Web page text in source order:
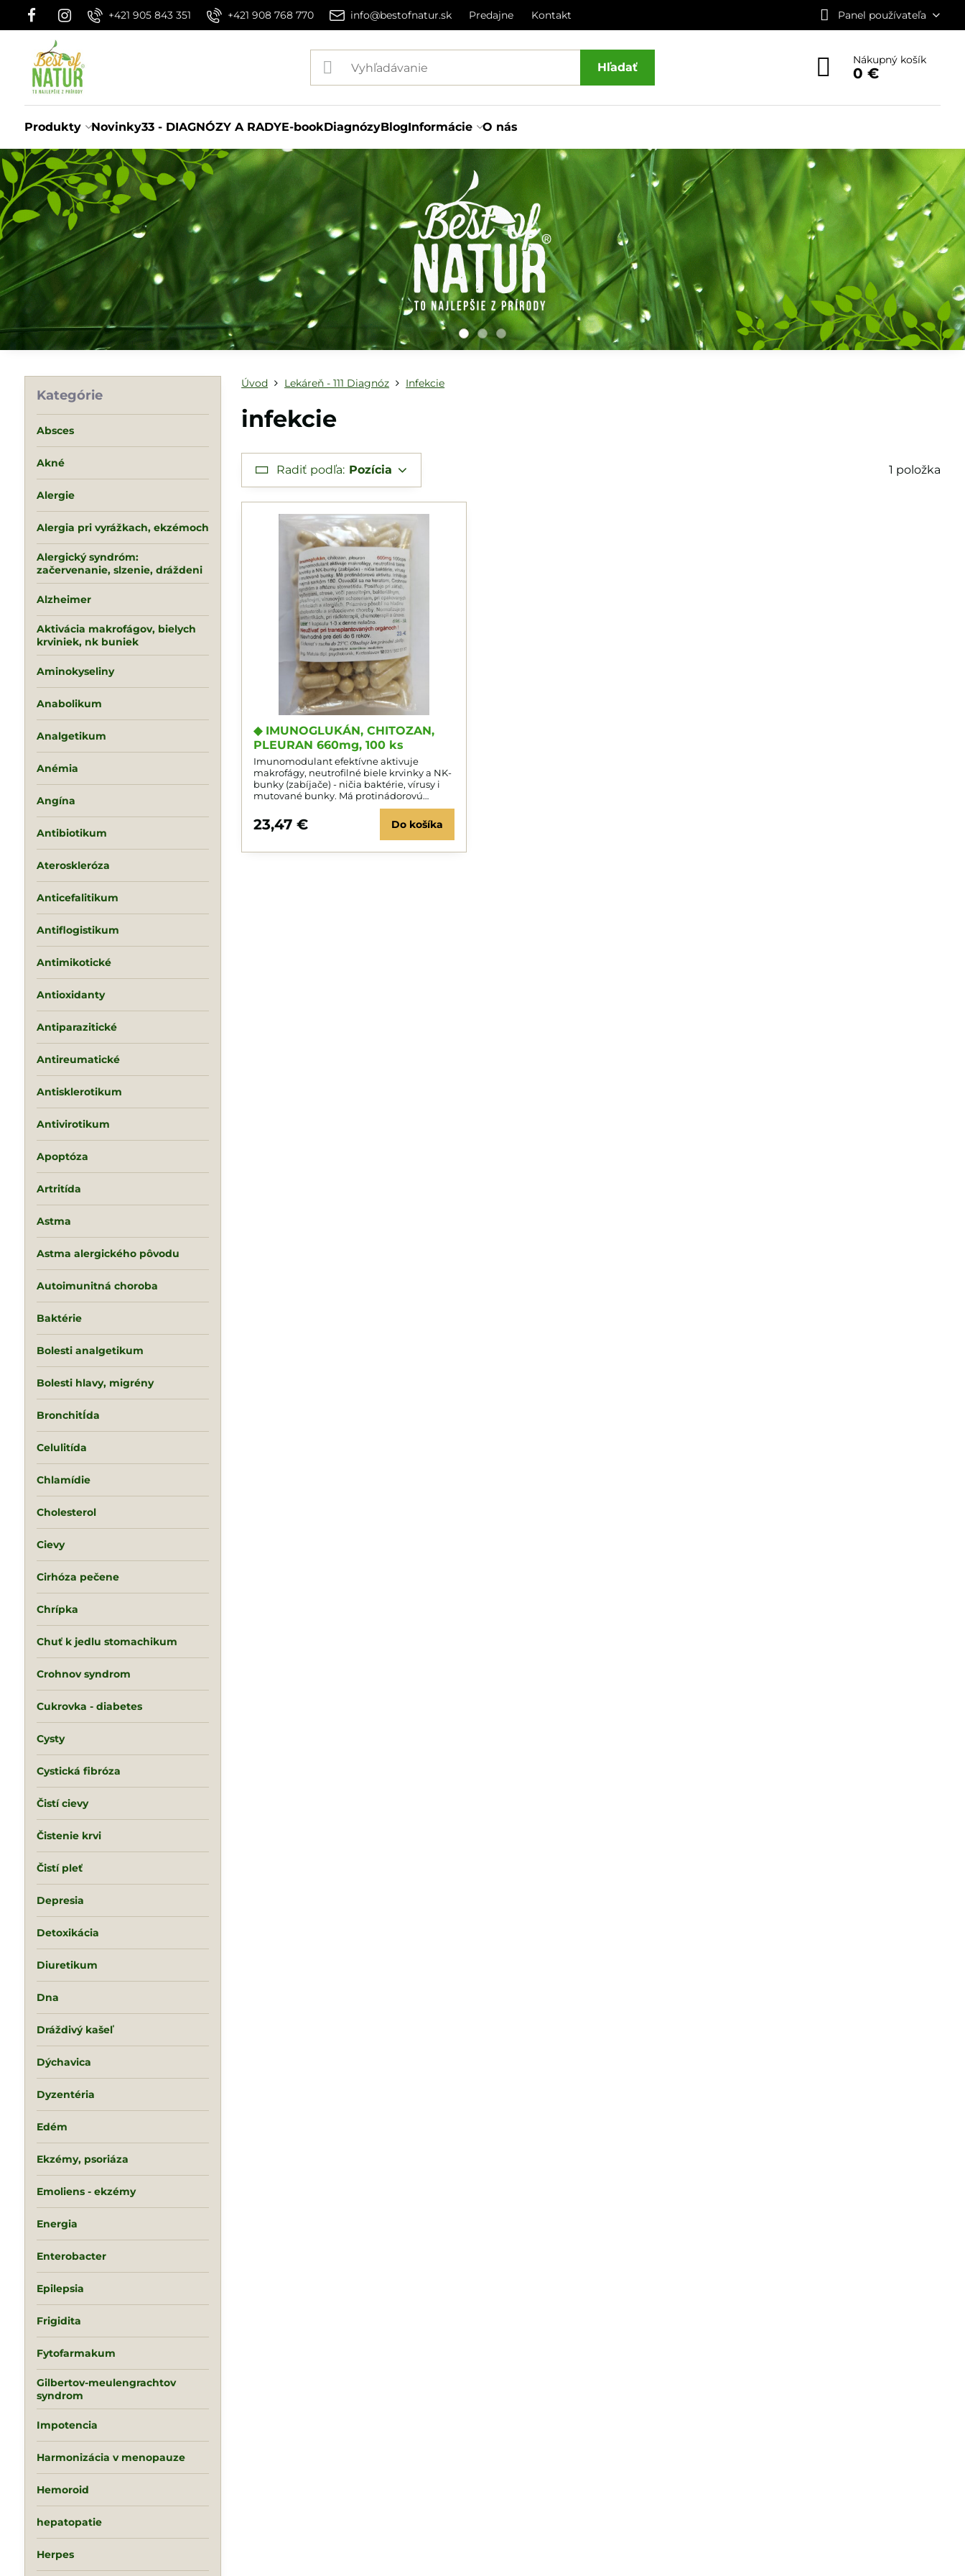
+421 905 843 351 +421 908 768 770 info@bestofnatur.sk Predajne Kontakt Panel používateľa
Hľadať
Nákupný košík
0 €
Produkty Novinky33 - DIAGNÓZY A RADYE-bookDiagnózyBlogInformácie O nás
Úvod Lekáreň - 111 Diagnóz Infekcie
infekcie
Radiť podľa: Pozícia 1 položka
◆ IMUNOGLUKÁN, CHITOZAN,
PLEURAN 660mg, 100 ks
Imunomodulant efektívne aktivuje
makrofágy, neutrofilné biele krvinky a NK-
bunky (zabíjače) - ničia baktérie, vírusy i
mutované bunky. Má protinádorovú
aktivitu. Inhibuje najmä myóm
sarkóm180. Osvedčil sa na keratom,
Crohnov syndróm i aftóznu stomatitídu
HS. Posilňuje pri záťaži, vyčerpaní, stre-se,
voči parazitným, bakteriálnym, plesňovým,
23,47 € Do košíka
Kategórie
Absces
Akné
Alergie
Alergia pri vyrážkach, ekzémoch
Alergický syndróm:
začervenanie, slzenie, dráždeni
Alzheimer
Aktivácia makrofágov, bielych
krviniek, nk buniek
Aminokyseliny
Anabolikum
Analgetikum
Anémia
Angína
Antibiotikum
Ateroskleróza
Anticefalitikum
Antiflogistikum
Antimikotické
Antioxidanty
Antiparazitické
Antireumatické
Antisklerotikum
Antivirotikum
Apoptóza
Artritída
Astma
Astma alergického pôvodu
Autoimunitná choroba
Baktérie
Bolesti analgetikum
Bolesti hlavy, migrény
BronchitÍda
Celulitída
Chlamídie
Cholesterol
Cievy
Cirhóza pečene
Chrípka
Chuť k jedlu stomachikum
Crohnov syndrom
Cukrovka - diabetes
Cysty
Cystická fibróza
Čistí cievy
Čistenie krvi
Čistí pleť
Depresia
Detoxikácia
Diuretikum
Dna
Dráždivý kašeľ
Dýchavica
Dyzentéria
Edém
Ekzémy, psoriáza
Emoliens - ekzémy
Energia
Enterobacter
Epilepsia
Frigidita
Fytofarmakum
Gilbertov-meulengrachtov
syndrom
Impotencia
Harmonizácia v menopauze
Hemoroid
hepatopatie
Herpes